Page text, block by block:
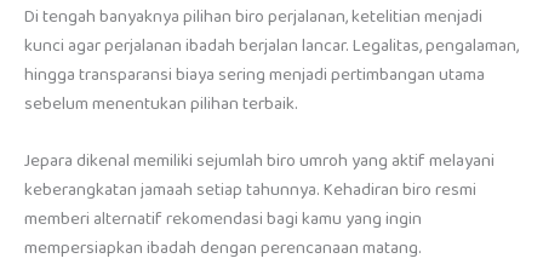
Di tengah banyaknya pilihan biro perjalanan, ketelitian menjadi
kunci agar perjalanan ibadah berjalan lancar. Legalitas, pengalaman,
hingga transparansi biaya sering menjadi pertimbangan utama
sebelum menentukan pilihan terbaik.
Jepara dikenal memiliki sejumlah biro umroh yang aktif melayani
keberangkatan jamaah setiap tahunnya. Kehadiran biro resmi
memberi alternatif rekomendasi bagi kamu yang ingin
mempersiapkan ibadah dengan perencanaan matang.